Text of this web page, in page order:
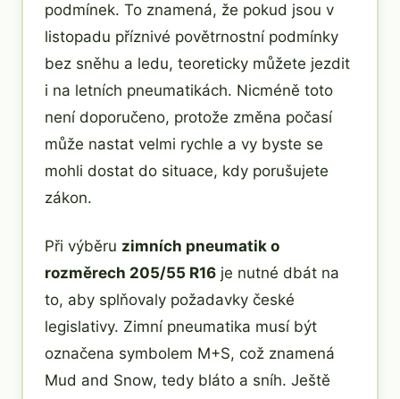
podmínek. To znamená, že pokud jsou v
listopadu příznivé povětrnostní podmínky
bez sněhu a ledu, teoreticky můžete jezdit
i na letních pneumatikách. Nicméně toto
není doporučeno, protože změna počasí
může nastat velmi rychle a vy byste se
mohli dostat do situace, kdy porušujete
zákon.
Při výběru zimních pneumatik o
rozměrech 205/55 R16 je nutné dbát na
to, aby splňovaly požadavky české
legislativy. Zimní pneumatika musí být
označena symbolem M+S, což znamená
Mud and Snow, tedy bláto a sníh. Ještě